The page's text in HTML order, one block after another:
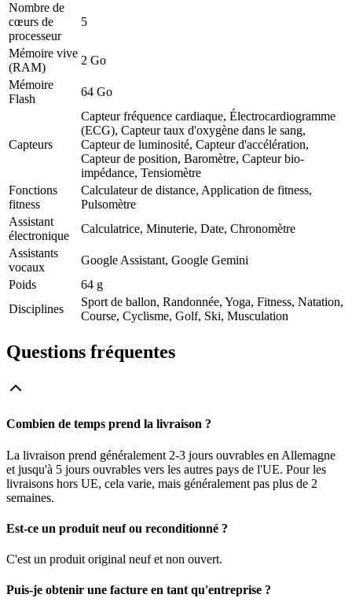
Nombre de
cœurs de
processeur
5
Mémoire vive
(RAM)
2 Go
Mémoire
Flash
64 Go
Capteurs
Capteur fréquence cardiaque, Électrocardiogramme
(ECG), Capteur taux d'oxygène dans le sang,
Capteur de luminosité, Capteur d'accélération,
Capteur de position, Baromètre, Capteur bio-
impédance, Tensiomètre
Fonctions
fitness
Calculateur de distance, Application de fitness,
Pulsomètre
Assistant
électronique
Calculatrice, Minuterie, Date, Chronomètre
Assistants
vocaux
Google Assistant, Google Gemini
Poids
64 g
Disciplines
Sport de ballon, Randonnée, Yoga, Fitness, Natation,
Course, Cyclisme, Golf, Ski, Musculation
Questions fréquentes
Combien de temps prend la livraison ?
La livraison prend généralement 2-3 jours ouvrables en Allemagne
et jusqu'à 5 jours ouvrables vers les autres pays de l'UE. Pour les
livraisons hors UE, cela varie, mais généralement pas plus de 2
semaines.
Est-ce un produit neuf ou reconditionné ?
C'est un produit original neuf et non ouvert.
Puis-je obtenir une facture en tant qu'entreprise ?